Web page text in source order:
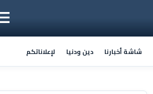
شاشة أخبارنا دين ودنيا لإعلاناتكم